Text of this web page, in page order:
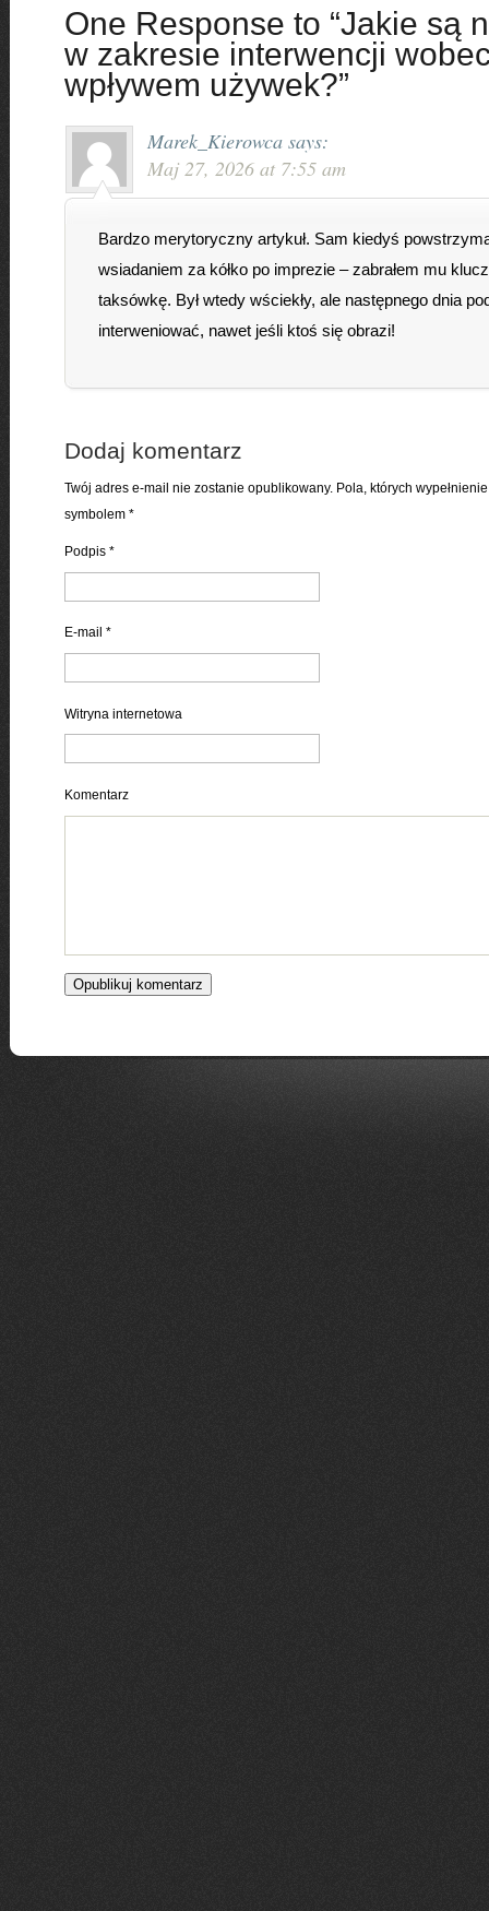
One Response to “Jakie są
w zakresie interwencji
wpływem używek?”
Marek_Kierowca says:
Maj 27, 2026 at 7:55 am
Bardzo merytoryczny artykuł. Sam kiedyś
wsiadaniem za kółko po imprezie – zabrałem mu
taksówkę. Był wtedy wściekły, ale następnego dnia
interweniować, nawet jeśli ktoś się obrazi!
Dodaj komentarz
Twój adres e-mail nie zostanie opublikowany. Pola, których
symbolem *
Podpis *
E-mail *
Witryna internetowa
Komentarz